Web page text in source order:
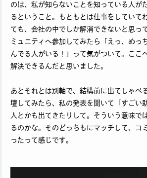
のは、私が知らないことを知っている人が
るということ。もともとは仕事をしていて
ても、会社の中でしか解消できないと思っ
ミュニティへ参加してみたら「えっ、めっ
んでる人がいる！」って気がついて。ここ
解決できるんだと思いました。
あとそれとは別軸で、結構前に出てしゃべ
壇してみたら、私の発表を聞いて「すごい
人とかも出てきたりして。そういう意味で
るのかな。そのどっちもにマッチして、コ
ったって感じです。